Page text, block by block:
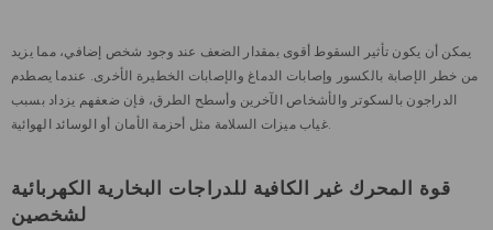
يمكن أن يكون تأثير السقوط أقوى بمقدار الضعف عند وجود شخص إضافي، مما يزيد
من خطر الإصابة بالكسور وإصابات الدماغ والإصابات الخطيرة الأخرى. عندما يصطدم
الدراجون بالسكوتر والأشخاص الآخرين وأسطح الطرق، فإن ضعفهم يزداد بسبب
غياب ميزات السلامة مثل أحزمة الأمان أو الوسائد الهوائية.
قوة المحرك غير الكافية للدراجات البخارية الكهربائية
لشخصين